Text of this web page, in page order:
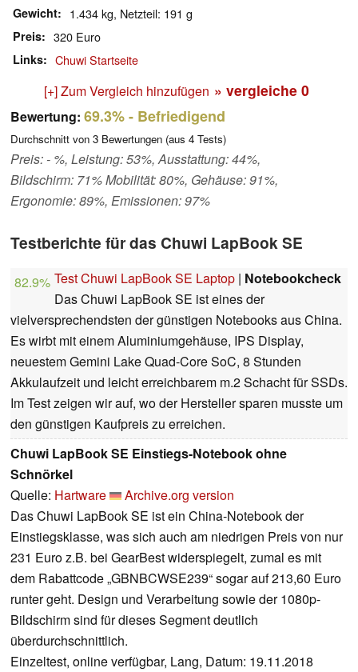
Gewicht 1.434 kg, Netzteil: 191 g
Preis 320 Euro
Links Chuwi Startseite
[+] Zum Vergleich hinzufügen » vergleiche 0
Bewertung: 69.3%- Befriedigend
Durchschnitt von 3 Bewertungen (aus 4 Tests)
Preis: - %, Leistung: 53%, Ausstattung: 44%,
Bildschirm: 71% Mobilität: 80%, Gehäuse: 91%,
Ergonomie: 89%, Emissionen: 97%
Testberichte für das Chuwi LapBook SE
82.9% Test Chuwi LapBook SE Laptop | Notebookcheck
Das Chuwi LapBook SE ist eines der
vielversprechendsten der günstigen Notebooks aus China.
Es wirbt mit einem Aluminiumgehäuse, IPS Display,
neuestem Gemini Lake Quad-Core SoC, 8 Stunden
Akkulaufzeit und leicht erreichbarem m.2 Schacht für SSDs.
Im Test zeigen wir auf, wo der Hersteller sparen musste um
den günstigen Kaufpreis zu erreichen.
Chuwi LapBook SE Einstiegs-Notebook ohne
Schnörkel
Quelle: Hartware
Archive.org version
Das Chuwi LapBook SE ist ein China-Notebook der
Einstiegsklasse, was sich auch am niedrigen Preis von nur
231 Euro z.B. bei GearBest widerspiegelt, zumal es mit
dem Rabattcode „GBNBCWSE239“ sogar auf 213,60 Euro
runter geht. Design und Verarbeitung sowie der 1080p-
Bildschirm sind für dieses Segment deutlich
überdurchschnittlich.
Einzeltest, online verfügbar, Lang, Datum: 19.11.2018